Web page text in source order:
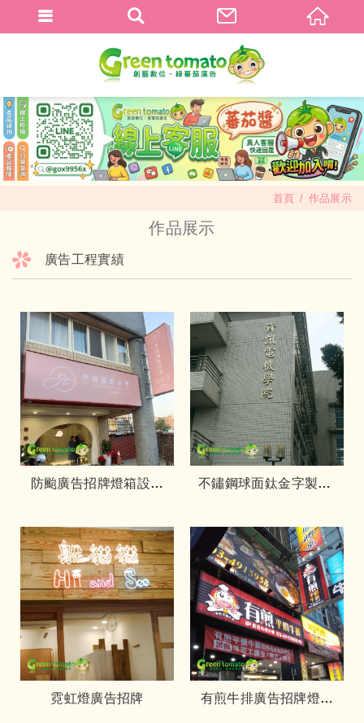
作品展示
首頁 作品展示
廣告工程實績
防颱廣告招牌燈箱設計
不鏽鋼球面鈦金字製作-
霓虹燈廣告招牌
有煎牛排廣告招牌燈箱